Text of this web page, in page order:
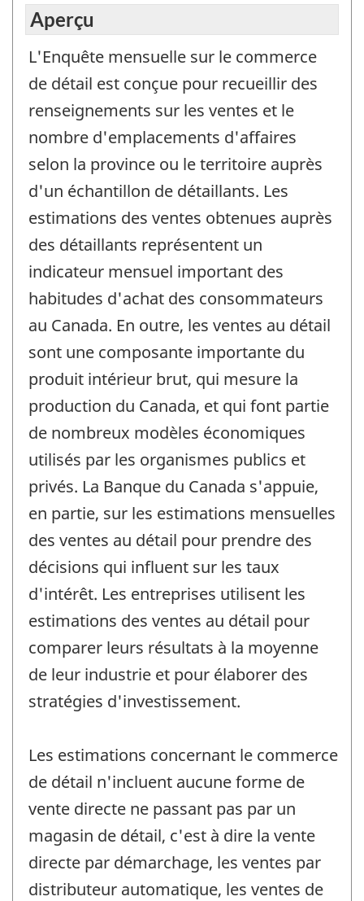
Aperçu
L'Enquête mensuelle sur le commerce
de détail est conçue pour recueillir des
renseignements sur les ventes et le
nombre d'emplacements d'affaires
selon la province ou le territoire auprès
d'un échantillon de détaillants. Les
estimations des ventes obtenues auprès
des détaillants représentent un
indicateur mensuel important des
habitudes d'achat des consommateurs
au Canada. En outre, les ventes au détail
sont une composante importante du
produit intérieur brut, qui mesure la
production du Canada, et qui font partie
de nombreux modèles économiques
utilisés par les organismes publics et
privés. La Banque du Canada s'appuie,
en partie, sur les estimations mensuelles
des ventes au détail pour prendre des
décisions qui influent sur les taux
d'intérêt. Les entreprises utilisent les
estimations des ventes au détail pour
comparer leurs résultats à la moyenne
de leur industrie et pour élaborer des
stratégies d'investissement.
Les estimations concernant le commerce
de détail n'incluent aucune forme de
vente directe ne passant pas par un
magasin de détail, c'est à dire la vente
directe par démarchage, les ventes par
distributeur automatique, les ventes de